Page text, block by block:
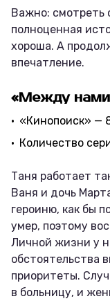
Важно: смотреть
полноценная
хороша. А
впечатление.
«Между
«Кинопоиск» —
Количество
Таня работает
Ваня и дочь
героиню, как бы
умер, поэтому
Личной жизни у
обстоятельства
приоритеты.
в больницу, и